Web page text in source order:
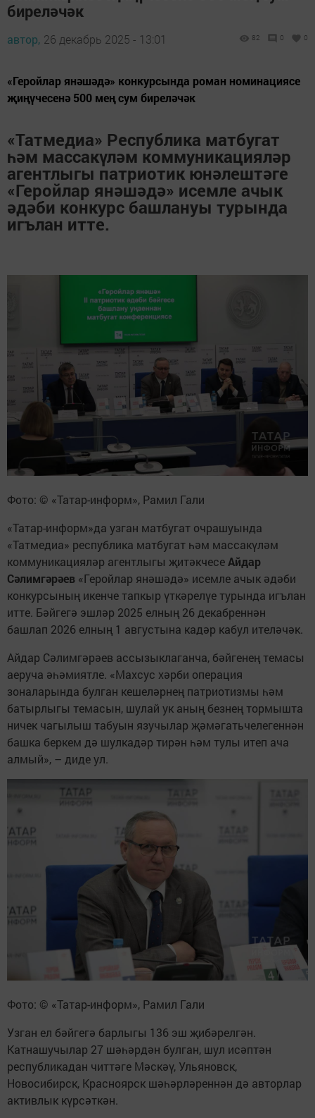
биреләчәк
автор, 26 декабрь 2025 - 13:01 82 0 0
«Геройлар янәшәдә» конкурсында роман номинациясе
җиңүчесенә 500 мең сум биреләчәк
«Татмедиа» Республика матбугат
һәм массакүләм коммуникацияләр
агентлыгы патриотик юнәлештәге
«Геройлар янәшәдә» исемле ачык
әдәби конкурс башлануы турында
игълан итте.
Фото: © «Татар-информ», Рамил Гали
«Татар-информ»да узган матбугат очрашуында
«Татмедиа» республика матбугат һәм массакүләм
коммуникацияләр агентлыгы җитәкчесеАйдар
Сәлимгәрәев «Геройлар янәшәдә» исемле ачык әдәби
конкурсының икенче тапкыр үткәрелүе турында игълан
итте. Бәйгегә эшләр 2025 елның 26 декабреннән
башлап 2026 елның 1 августына кадәр кабул ителәчәк.
Айдар Сәлимгәрәев ассызыклаганча, бәйгенең темасы
аеруча әһәмиятле. «Махсус хәрби операция
зоналарында булган кешеләрнең патриотизмы һәм
батырлыгы темасын, шулай ук аның безнең тормышта
ничек чагылыш табуын язучылар җәмәгатьчелегеннән
башка беркем дә шулкадәр тирән һәм тулы итеп ача
алмый», – диде ул.
Фото: © «Татар-информ», Рамил Гали
Узган ел бәйгегә барлыгы 136 эш җибәрелгән.
Катнашучылар 27 шәһәрдән булган, шул исәптән
республикадан читтәге Мәскәү, Ульяновск,
Новосибирск, Красноярск шәһәрләреннән дә авторлар
активлык күрсәткән.